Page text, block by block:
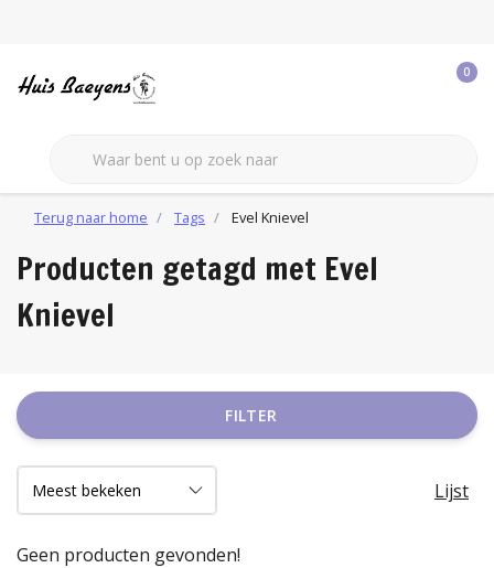
0
Terug naar home Tags Evel Knievel
Producten getagd met Evel
Knievel
FILTER
Lijst
Geen producten gevonden!